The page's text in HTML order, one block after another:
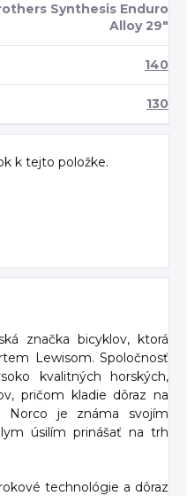
Synthesis Enduro
Alloy 29"
140
130
k tejto položke.
značka bicyklov, ktorá
Lewisom. Spoločnosť
kvalitných horských,
pričom kladie dôraz na
Norco je známa svojím
úsilím prinášať na trh
technológie a dôraz